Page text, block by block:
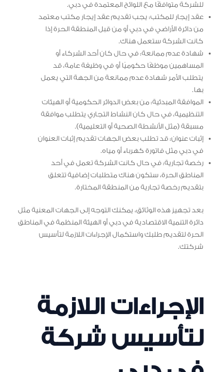
للشركة متوافقًا مع اللوائح المعتمدة في دبي.
عقد إيجار للمكتب: يجب تقديم عقد إيجار مكتب معتمد
من دائرة الأراضي في دبي أو من قبل المنطقة الحرة إذا
كانت الشركة ستعمل هناك.
شهادة عدم ممانعة: في حال كان أحد الشركاء أو
المساهمين موظفًا حكوميًا أو في وظيفة عامة، قد
يتطلب الأمر شهادة عدم ممانعة من الجهة التي يعمل
بها.
الموافقة المبدئية: من بعض الدوائر الحكومية أو الهيئات
التنظيمية، في حال كان النشاط التجاري يتطلب موافقة
مسبقة (مثل الأنشطة الصحية أو التعليمية).
إثبات عنوان: قد تطلب بعض الجهات تقديم إثبات العنوان
في دبي مثل فاتورة كهرباء أو مياه.
رخصة تجارية: في حال كانت الشركة تعمل في أحد
المناطق الحرة، ستكون هناك متطلبات إضافية تتعلق
بتقديم رخصة تجارية من المنطقة المختارة.
بعد تجهيز هذه الوثائق، يمكنك التوجه إلى الجهات المعنية مثل
دائرة التنمية الاقتصادية في دبي أو الهيئة المنظمة في المناطق
الحرة لتقديم طلبك واستكمال الإجراءات اللازمة لتأسيس
شركتك.
الإجراءات اللازمة
لتأسيس شركة